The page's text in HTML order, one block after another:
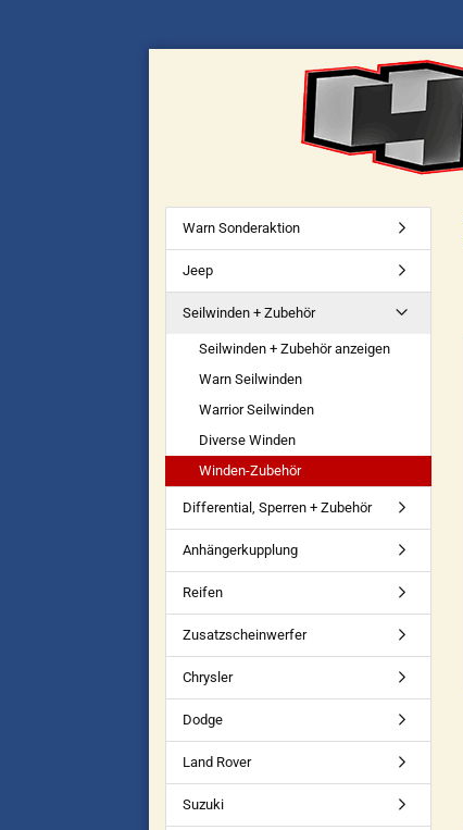
Warn Sonderaktion
Jeep
Seilwinden + Zubehör
Seilwinden + Zubehör anzeigen
Warn Seilwinden
Warrior Seilwinden
Diverse Winden
Winden-Zubehör
Differential, Sperren + Zubehör
Anhängerkupplung
Reifen
Zusatzscheinwerfer
Chrysler
Dodge
Land Rover
Suzuki